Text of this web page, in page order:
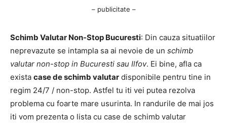
– publicitate –
Schimb Valutar Non-Stop Bucuresti: Din cauza situatiilor
neprevazute se intampla sa ai nevoie de un schimb
valutar non-stop in Bucuresti sau Ilfov. Ei bine, afla ca
exista case de schimb valutar disponibile pentru tine in
regim 24/7 / non-stop. Astfel tu iti vei putea rezolva
problema cu foarte mare usurinta. In randurile de mai jos
iti vom prezenta o lista cu case de schimb valutar